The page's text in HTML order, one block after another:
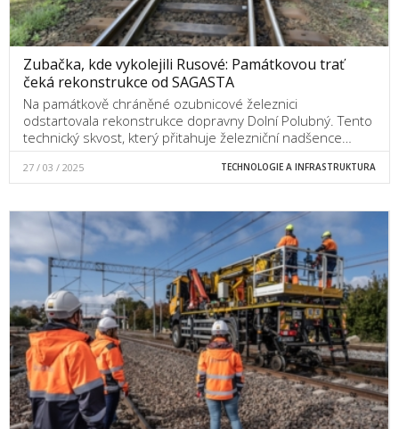
Zubačka, kde vykolejili Rusové: Památkovou trať
čeká rekonstrukce od SAGASTA
Na památkově chráněné ozubnicové železnici
odstartovala rekonstrukce dopravny Dolní Polubný. Tento
technický skvost, který přitahuje železniční nadšence…
27 / 03 / 2025 TECHNOLOGIE A INFRASTRUKTURA